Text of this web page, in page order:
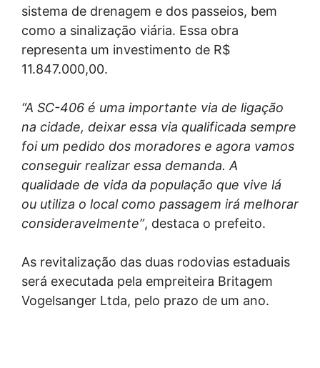
sistema de drenagem e dos passeios, bem
como a sinalização viária. Essa obra
representa um investimento de R$
11.847.000,00.
“A SC-406 é uma importante via de ligação
na cidade, deixar essa via qualificada sempre
foi um pedido dos moradores e agora vamos
conseguir realizar essa demanda. A
qualidade de vida da população que vive lá
ou utiliza o local como passagem irá melhorar
consideravelmente”, destaca o prefeito.
As revitalização das duas rodovias estaduais
será executada pela empreiteira Britagem
Vogelsanger Ltda, pelo prazo de um ano.